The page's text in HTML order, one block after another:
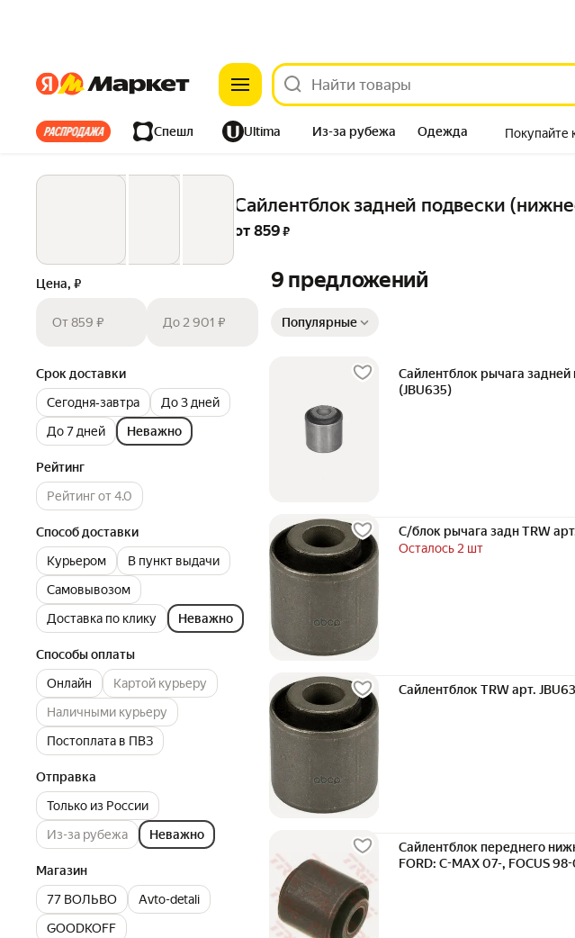
ЯндексЯндекс
Все хиты Спешл Ultima Из-за рубежа Одежда
Дом Ремонт Детям Красота
Покупайте
Сайлентблок задней подвески
от 859 ₽
Цена, ₽
От 859 ₽ До 2 901 ₽
Срок доставки
Сегодня‐завтра
До 3 дней
До 7 дней
Неважно
Рейтинг
Рейтинг от 4.0
Способ доставки
Курьером
В пункт выдачи
Самовывозом
Доставка по клику
Неважно
Способы оплаты
Онлайн
Картой курьеру
Наличными курьеру
Постоплата в ПВЗ
Отправка
Только из России
Из-за рубежа
Неважно
Магазин
77 ВОЛЬВО
Avto-detali
GOODKOFF
9 предложений
Популярные
Сайлентблок рычага
(JBU635)
С/блок рычага задн TRW
Осталось 2 шт
Сайлентблок TRW арт.
Сайлентблок переднего
FORD: C-MAX 07-, FOCUS